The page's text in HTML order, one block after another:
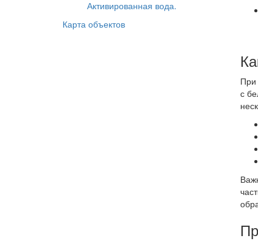
Активированная вода.
Карта объектов
При
с